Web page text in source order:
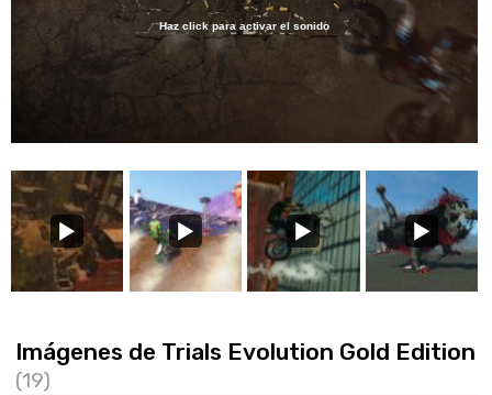
Loaded
Haz click para activar el sonido
Imágenes de Trials Evolution Gold Edition
(19)